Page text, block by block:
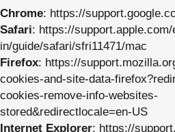
Chrome: https://
Safari: https://support.apple.com/
in/guide/safari/sfri11471/mac
Firefox: https://
cookies-and-site-data-
cookies-remove-info-websites-
stored&redirectlocale=en-US
Internet Explorer: https://